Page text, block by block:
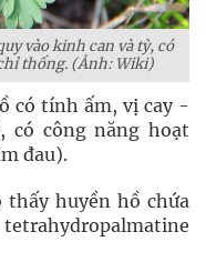
vào kinh can và tỳ, có
thống. (Ảnh: Wiki)
có tính ấm, vị cay -
có công năng hoạt
đau).
thấy huyền hồ chứa